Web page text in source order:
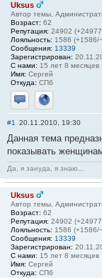
Uksus
Автор темы,
Возраст: 62
Репутация: 24902
Лояльность: 1586 (+1586/
Сообщения: 13339
Зарегистрирован:
С нами: 15 лет 8 месяцев
Имя: Сергей
Откуда: СПб
Отправить
Сайт
#1 20.11.2010, 19:30
Данная тема
показывать
Да, я зануда, я знаю...
Uksus
Автор темы,
Возраст: 62
Репутация: 24902
Лояльность: 1586 (+1586/
Сообщения: 13339
Зарегистрирован:
С нами: 15 лет 8 месяцев
Имя: Сергей
Откуда: СПб